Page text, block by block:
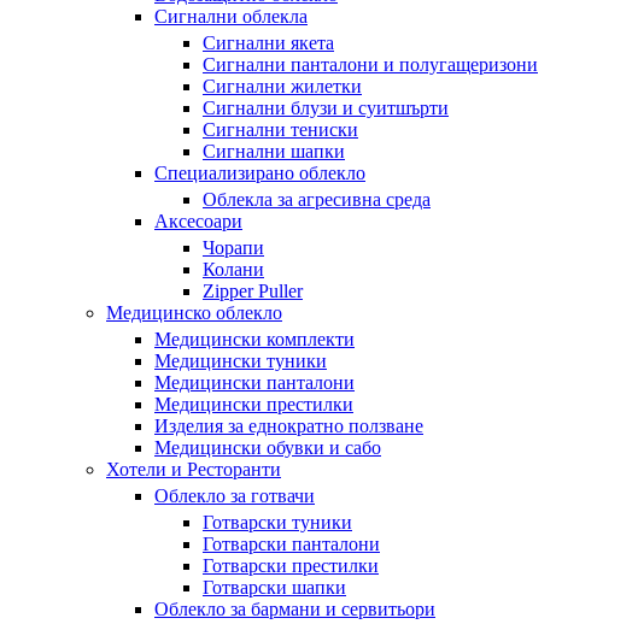
Сигнални облекла
Сигнални якета
Сигнални панталони и полугащеризони
Сигнални жилетки
Сигнални блузи и суитшърти
Сигнални тениски
Сигнални шапки
Специализирано облекло
Облекла за агресивна среда
Аксесоари
Чорапи
Колани
Zipper Puller
Медицинско облекло
Медицински комплекти
Медицински туники
Медицински панталони
Медицински престилки
Изделия за еднократно ползване
Медицински обувки и сабо
Хотели и Ресторанти
Облекло за готвачи
Готварски туники
Готварски панталони
Готварски престилки
Готварски шапки
Облекло за бармани и сервитьори